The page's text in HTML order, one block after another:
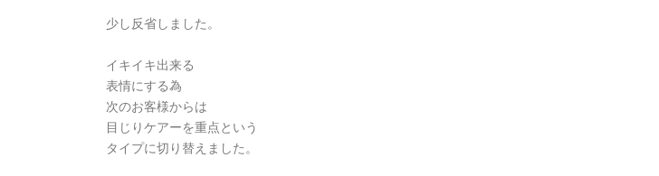
少し反省しました。
イキイキ出来る
表情にする為
次のお客様からは
目じりケアーを重点という
タイプに切り替えました。